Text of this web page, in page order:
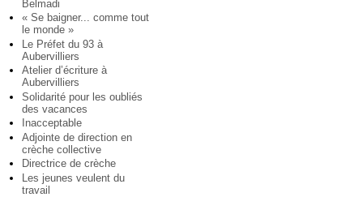
Belmadi
« Se baigner... comme tout
le monde »
Le Préfet du 93 à
Aubervilliers
Atelier d’écriture à
Aubervilliers
Solidarité pour les oubliés
des vacances
Inacceptable
Adjointe de direction en
crèche collective
Directrice de crèche
Les jeunes veulent du
travail